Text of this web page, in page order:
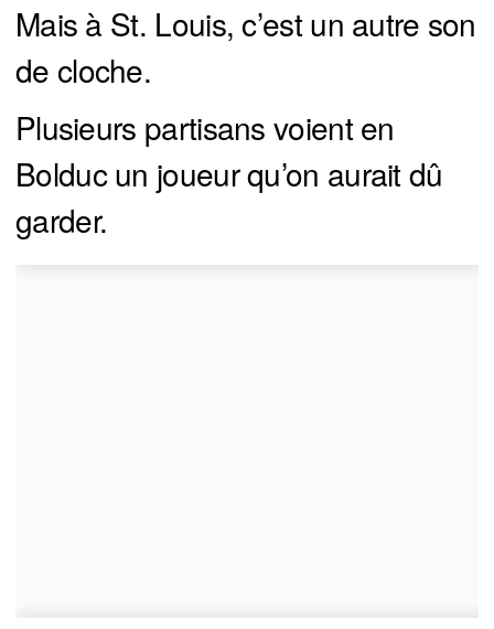
Mais à St. Louis, c’est un autre son
de cloche.
Plusieurs partisans voient en
Bolduc un joueur qu’on aurait dû
garder.